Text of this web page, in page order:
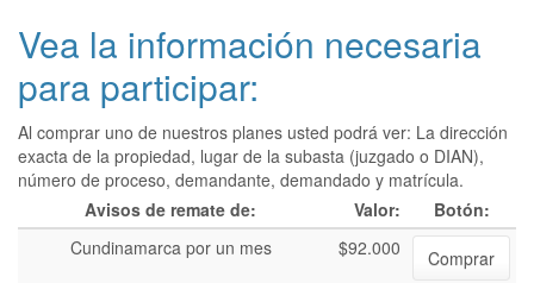
Vea la información necesaria
para participar:
Al comprar uno de nuestros planes usted podrá ver: La dirección
exacta de la propiedad, lugar de la subasta (juzgado o DIAN),
número de proceso, demandante, demandado y matrícula.
Avisos de remate de:
Valor:
Botón:
Cundinamarca por un mes
$92.000
Comprar